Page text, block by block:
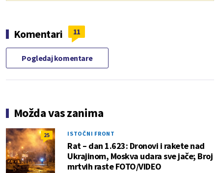
Komentari 11
Pogledaj komentare
Možda vas zanima
25 ISTOČNI FRONT
Rat – dan 1.623: Dronovi i rakete nad
Ukrajinom, Moskva udara sve jače; Broj
mrtvih raste FOTO/VIDEO